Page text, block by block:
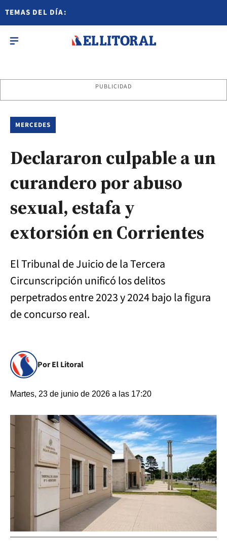
TEMAS DEL DÍA:
PUBLICIDAD
MERCEDES
Declararon culpable a un
curandero por abuso
sexual, estafa y
extorsión en Corrientes
El Tribunal de Juicio de la Tercera
Circunscripción unificó los delitos
perpetrados entre 2023 y 2024 bajo la figura
de concurso real.
Por El Litoral
Martes, 23 de junio de 2026 a las 17:20